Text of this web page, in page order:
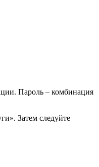
Пароль – комбинация
Затем следуйте